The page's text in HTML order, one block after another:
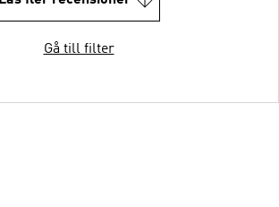
Gå till filter